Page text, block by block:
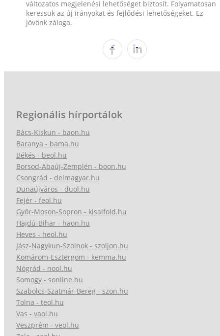
változatos megjelenési lehetőséget biztosít. Folyamatosan
keressük az új irányokat és fejlődési lehetőségeket. Ez
jövőnk záloga.
Regionális hírportálok
Bács-Kiskun - baon.hu
Baranya - bama.hu
Békés - beol.hu
Borsod-Abaúj-Zemplén - boon.hu
Csongrád - delmagyar.hu
Dunaújváros - duol.hu
Fejér - feol.hu
Győr-Moson-Sopron - kisalfold.hu
Hajdú-Bihar - haon.hu
Heves - heol.hu
Jász-Nagykun-Szolnok - szoljon.hu
Komárom-Esztergom - kemma.hu
Nógrád - nool.hu
Somogy - sonline.hu
Szabolcs-Szatmár-Bereg - szon.hu
Tolna - teol.hu
Vas - vaol.hu
Veszprém - veol.hu